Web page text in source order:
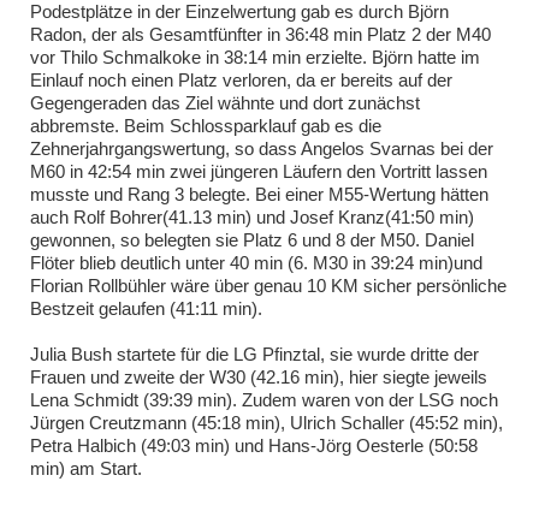
Podestplätze in der Einzelwertung gab es durch Björn
Radon, der als Gesamtfünfter in 36:48 min Platz 2 der M40
vor Thilo Schmalkoke in 38:14 min erzielte. Björn hatte im
Einlauf noch einen Platz verloren, da er bereits auf der
Gegengeraden das Ziel wähnte und dort zunächst
abbremste. Beim Schlossparklauf gab es die
Zehnerjahrgangswertung, so dass Angelos Svarnas bei der
M60 in 42:54 min zwei jüngeren Läufern den Vortritt lassen
musste und Rang 3 belegte. Bei einer M55-Wertung hätten
auch Rolf Bohrer(41.13 min) und Josef Kranz(41:50 min)
gewonnen, so belegten sie Platz 6 und 8 der M50. Daniel
Flöter blieb deutlich unter 40 min (6. M30 in 39:24 min)und
Florian Rollbühler wäre über genau 10 KM sicher persönliche
Bestzeit gelaufen (41:11 min).
Julia Bush startete für die LG Pfinztal, sie wurde dritte der
Frauen und zweite der W30 (42.16 min), hier siegte jeweils
Lena Schmidt (39:39 min). Zudem waren von der LSG noch
Jürgen Creutzmann (45:18 min), Ulrich Schaller (45:52 min),
Petra Halbich (49:03 min) und Hans-Jörg Oesterle (50:58
min) am Start.